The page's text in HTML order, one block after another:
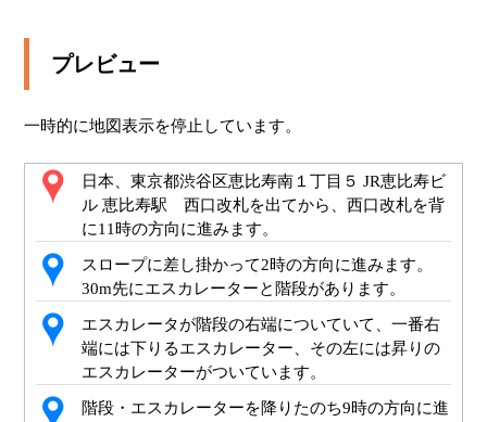
プレビュー
一時的に地図表示を停止しています。
日本、東京都渋谷区恵比寿南１丁目５ JR恵比寿ビ
ル 恵比寿駅 西口改札を出てから、西口改札を背
に11時の方向に進みます。
スロープに差し掛かって2時の方向に進みます。
30m先にエスカレーターと階段があります。
エスカレータが階段の右端についていて、一番右
端には下りるエスカレーター、その左には昇りの
エスカレーターがついています。
階段・エスカレーターを降りたのち9時の方向に進